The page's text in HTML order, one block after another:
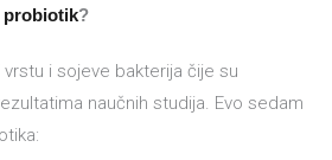
probiotik?
i sojeve bakterija čije su
naučnih studija. Evo sedam